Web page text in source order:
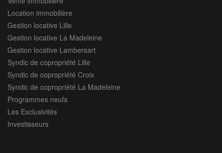
Location immobilière
Gestion locative Lille
Gestion locative La Madeleine
Gestion locative Lambersart
Syndic de copropriété Lille
Syndic de copropriété Croix
Syndic de copropriété La Madeleine
Programmes neufs
Les Exclusivités
Investisseurs